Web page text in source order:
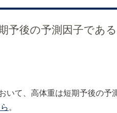
予後の予測因子であ
て、高体重は短期予後の予
。